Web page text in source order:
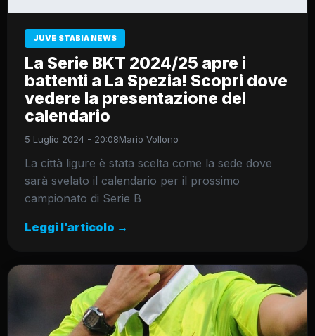
JUVE STABIA NEWS
La Serie BKT 2024/25 apre i
battenti a La Spezia! Scopri dove
vedere la presentazione del
calendario
5 Luglio 2024 - 20:08Mario Vollono
La città ligure è stata scelta come la sede dove
sarà svelato il calendario per il prossimo
campionato di Serie B
Leggi l’articolo →